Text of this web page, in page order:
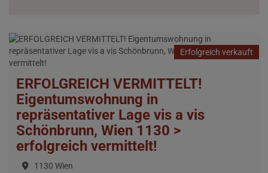
Erfolgreich verkauft
ERFOLGREICH VERMITTELT!
Eigentumswohnung in
repräsentativer Lage vis a vis
Schönbrunn, Wien 1130 >
erfolgreich vermittelt!
1130 Wien